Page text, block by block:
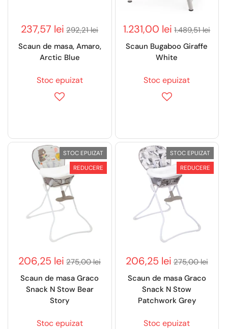
237,57 lei 292,21 lei
Scaun de masa, Amaro,
Arctic Blue
Stoc epuizat
1.231,00 lei 1.489,51 lei
Scaun Bugaboo Giraffe
White
Stoc epuizat
206,25 lei 275,00 lei
Scaun de masa Graco
Snack N Stow Bear
Story
Stoc epuizat
STOC EPUIZAT
REDUCERE
206,25 lei 275,00 lei
Scaun de masa Graco
Snack N Stow
Patchwork Grey
Stoc epuizat
STOC EPUIZAT
REDUCERE